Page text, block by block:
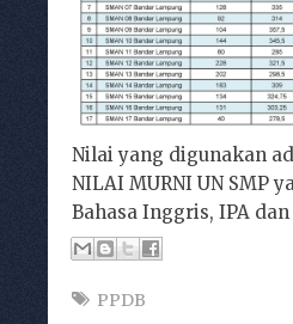
Nilai yang digunakan
NILAI MURNI UN SMP
Bahasa Inggris, IPA
PPDB